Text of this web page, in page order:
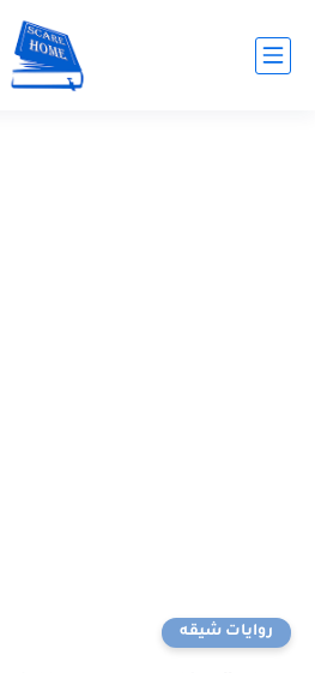
روايات شيقه